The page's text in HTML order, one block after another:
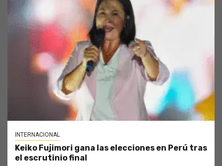
INTERNACIONAL
Keiko Fujimori gana las elecciones en Perú tras
el escrutinio final